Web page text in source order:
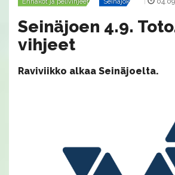
Seinäjoen 4.9.
vihjeet
Raviviikko alkaa Seinäjoelta.